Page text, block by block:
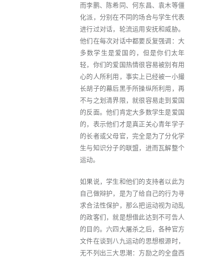
而李鹏、陈希同、何东昌、袁木等僵
化派，分别在不同的场合与学生代表
进行过对话，轮流运用安抚和威胁。
他们在每次对话中都要反复强调：大
多数学生是爱国的，但是你们太年
轻，你们的爱国热情很容易被别有用
心的人所利用，事实上已经被一小撮
长胡子的幕后黑手所操纵所利用，再
不与之划清界限，就很容易走到爱国
的反面。他们肯定大多数学生是爱国
的，表示他们才是真正关心青年学子
的长者或父母官，完全是为了分化学
生与知识分子的联盟，进而瓦解整个
运动。
如果说，学生和他们的支持者以此为
自己做辩护，是为了给自己的行为寻
求合法性保护，那么把运动视为动乱
的政客们，就是想借此达到不可告人
的目的。六四大屠杀之后，各种官方
文件在谈到八九运动的思想根源时，
无不列出三大思潮：方励之的全盘西